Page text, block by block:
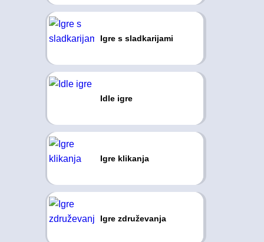
Igre s sladkarijami
Idle igre
Igre klikanja
Igre združevanja